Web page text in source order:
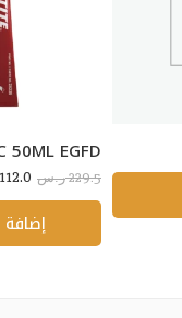
229.5 ر.س 112.0